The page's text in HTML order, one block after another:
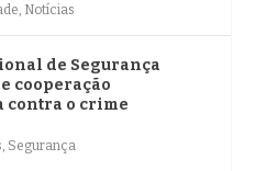
, Notícias
de Segurança
cooperação
o crime
, Segurança